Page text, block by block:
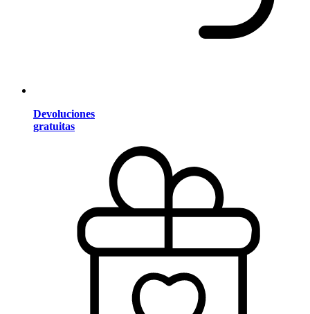
Devoluciones
gratuitas